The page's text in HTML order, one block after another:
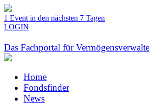
1 Event in den nächsten 7 Tagen
LOGIN
Das Fachportal für
Home
Fondsfinder
News